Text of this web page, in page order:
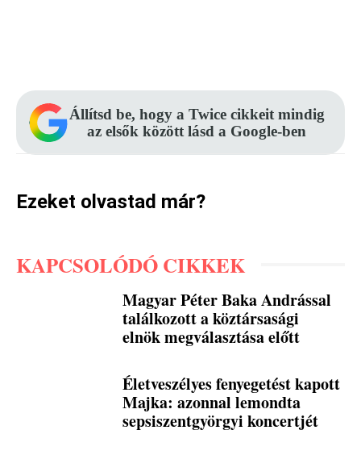
Állítsd be, hogy a Twice cikkeit mindig
az elsők között lásd a Google-ben
Ezeket olvastad már?
KAPCSOLÓDÓ CIKKEK
Magyar Péter Baka Andrással
találkozott a köztársasági
elnök megválasztása előtt
Életveszélyes fenyegetést kapott
Majka: azonnal lemondta
sepsiszentgyörgyi koncertjét